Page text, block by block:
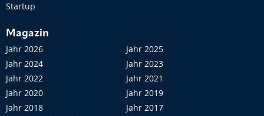
Startup
Magazin
Jahr 2026
Jahr 2025
Jahr 2024
Jahr 2023
Jahr 2022
Jahr 2021
Jahr 2020
Jahr 2019
Jahr 2018
Jahr 2017